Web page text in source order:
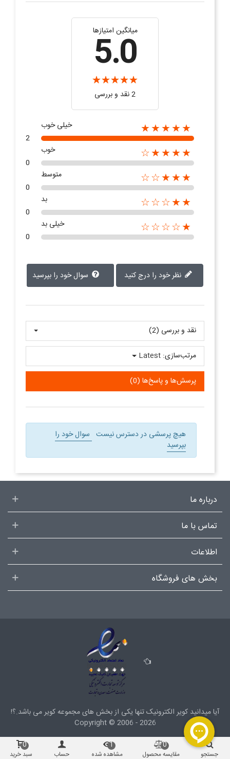
میانگین امتیازها
5.0
2 نقد و بررسی‌‌
★★★★★
خیلی خوب
2
★★★★☆
خوب
0
★★★☆☆
متوسط
0
★★☆☆☆
بد
0
★☆☆☆☆
خیلی بد
0
سوال خود را بپرسید
نقد و بررسی‌‌ (2)
پرسش‌ها و پاسخ‌ها (0)
مرتب‌سازی: Latest
هیچ پرسشی در دسترس نیست سوال خود را
بپرسید
درباره ما
تماس با ما
اطلاعات
بخش های فروشگاه
آیا میدانید کویر الکترونیک تنها یکی از بخش هایمجموعه کویرمی باشد.؟!
Copyright © 2006 - 2026
جستجو مقایسه محصول
0
مشاهده شده
1
حساب سبد خرید
0